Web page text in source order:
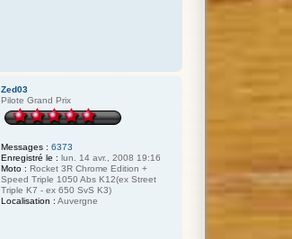
Zed03
Pilote Grand Prix
Messages : 6373
Enregistré le : lun. 14 avr., 2008 19:16
Moto : Rocket 3R Chrome Edition +
Speed Triple 1050 Abs K12(ex Street
Triple K7 - ex 650 SvS K3)
Localisation : Auvergne